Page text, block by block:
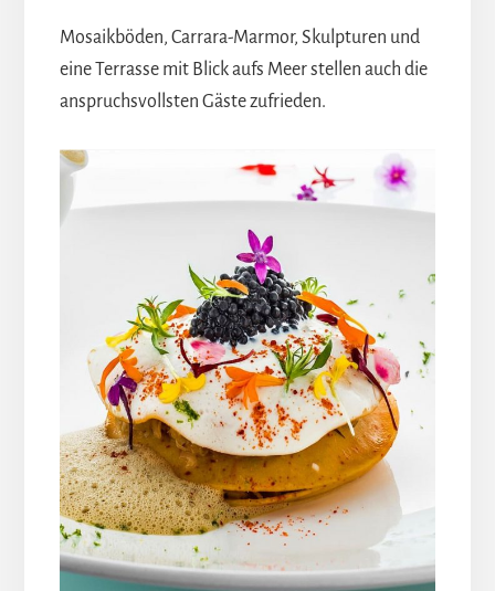
Mosaikböden, Carrara-Marmor, Skulpturen und
eine Terrasse mit Blick aufs Meer stellen auch die
anspruchsvollsten Gäste zufrieden.